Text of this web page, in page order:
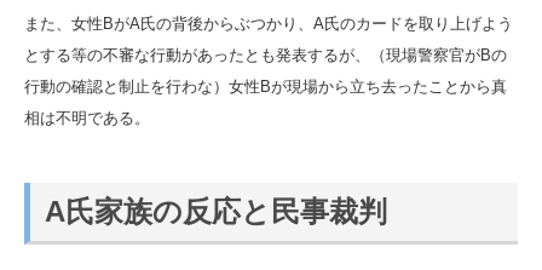
また、女性BがA氏の背後からぶつかり、A氏のカードを取り上げよう
とする等の不審な行動があったとも発表するが、（現場警察官がBの
行動の確認と制止を行わな）女性Bが現場から立ち去ったことから真
相は不明である。
A氏家族の反応と民事裁判